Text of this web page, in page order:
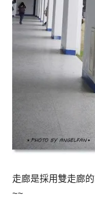
走廊是採用雙走廊
~~